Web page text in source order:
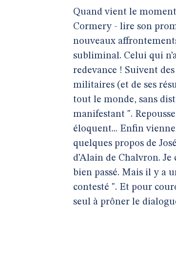
Quand vient le
Cormery - lire son
nouveaux
subliminal. Celui qui
redevance ! Suivent
militaires (et de ses
tout le monde, sans
manifestant ".
éloquent... Enfin
quelques propos de
d’Alain de Chalvron.
bien passé. Mais il y a
contesté ". Et pour
seul à prôner le